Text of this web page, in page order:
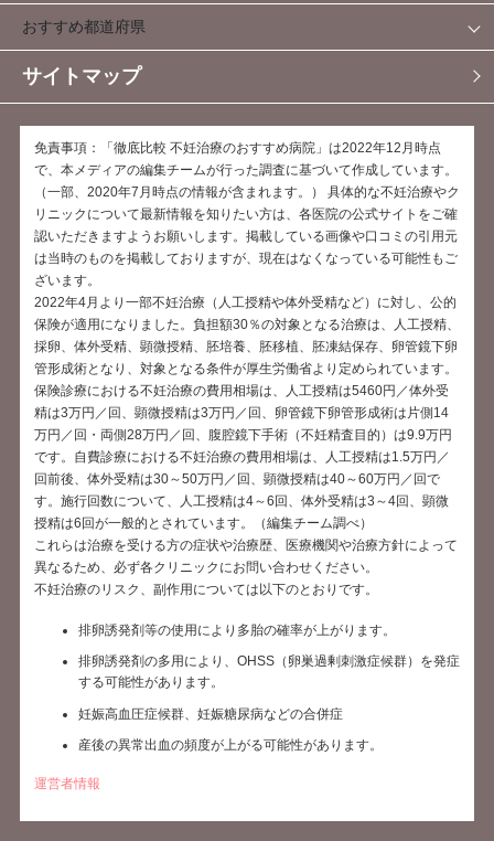
おすすめ都道府県
サイトマップ
免責事項：「徹底比較 不妊治療のおすすめ病院」は2022年12月時点
で、本メディアの編集チームが行った調査に基づいて作成しています。
（一部、2020年7月時点の情報が含まれます。） 具体的な不妊治療やク
リニックについて最新情報を知りたい方は、各医院の公式サイトをご確
認いただきますようお願いします。掲載している画像や口コミの引用元
は当時のものを掲載しておりますが、現在はなくなっている可能性もご
ざいます。
2022年4月より一部不妊治療（人工授精や体外受精など）に対し、公的
保険が適用になりました。負担額30％の対象となる治療は、人工授精、
採卵、体外受精、顕微授精、胚培養、胚移植、胚凍結保存、卵管鏡下卵
管形成術となり、対象となる条件が厚生労働省より定められています。
保険診療における不妊治療の費用相場は、人工授精は5460円／体外受
精は3万円／回、顕微授精は3万円／回、卵管鏡下卵管形成術は片側14
万円／回・両側28万円／回、腹腔鏡下手術（不妊精査目的）は9.9万円
です。自費診療における不妊治療の費用相場は、人工授精は1.5万円／
回前後、体外受精は30～50万円／回、顕微授精は40～60万円／回で
す。施行回数について、人工授精は4～6回、体外受精は3～4回、顕微
授精は6回が一般的とされています。（編集チーム調べ）
これらは治療を受ける方の症状や治療歴、医療機関や治療方針によって
異なるため、必ず各クリニックにお問い合わせください。
不妊治療のリスク、副作用については以下のとおりです。
排卵誘発剤等の使用により多胎の確率が上がります。
排卵誘発剤の多用により、OHSS（卵巣過剰刺激症候群）を発症
する可能性があります。
妊娠高血圧症候群、妊娠糖尿病などの合併症
産後の異常出血の頻度が上がる可能性があります。
運営者情報